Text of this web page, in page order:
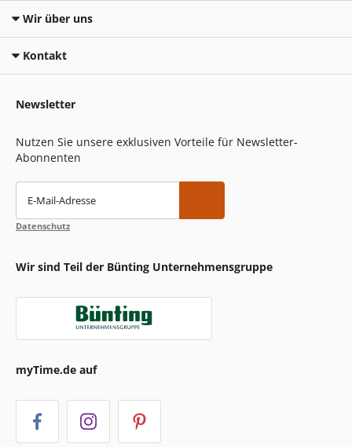
Wir über uns
Kontakt
Newsletter
Nutzen Sie unsere exklusiven Vorteile für Newsletter-
Abonnenten
E-Mail-Adresse
Datenschutz
Wir sind Teil der Bünting Unternehmensgruppe
myTime.de auf